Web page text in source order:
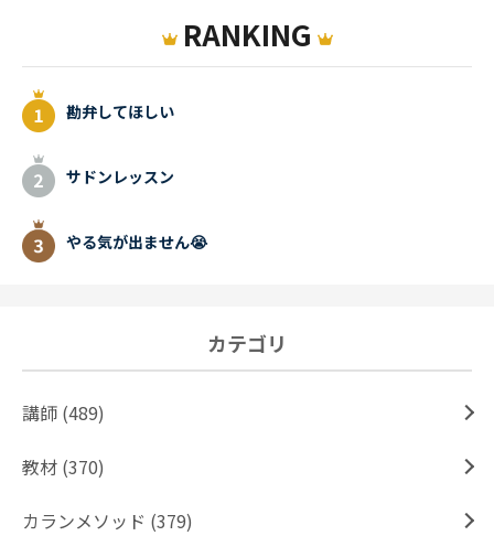
RANKING
勘弁してほしい
サドンレッスン
やる気が出ません😭
カテゴリ
講師 (489)
教材 (370)
カランメソッド (379)